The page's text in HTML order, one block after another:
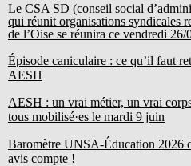
Le CSA SD (conseil social
qui réunit organisations syndicales
de l’Oise se réunira ce vendredi
Épisode caniculaire : ce qu’il faut
AESH
AESH : un vrai métier, un vrai
tous mobilisé·es le mardi 9 juin
Baromètre UNSA-Éducation 2026
avis compte !